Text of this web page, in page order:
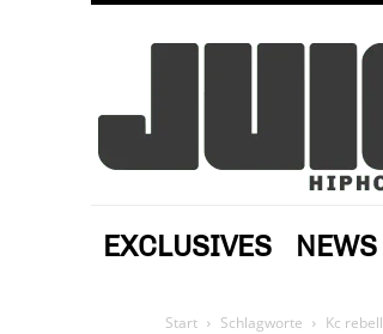
EXCLUSIVES NEWS
Start Schlagworte Kc rebell